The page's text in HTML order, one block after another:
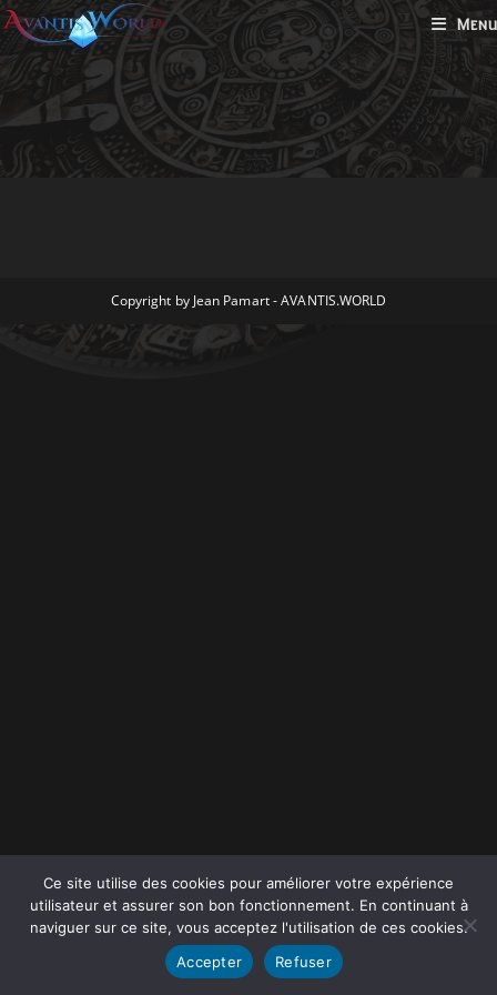
Menu
Copyright by Jean Pamart - AVANTIS.WORLD
Ce site utilise des cookies pour améliorer votre expérience
utilisateur et assurer son bon fonctionnement. En continuant à
naviguer sur ce site, vous acceptez l'utilisation de ces cookies.
Accepter
Refuser